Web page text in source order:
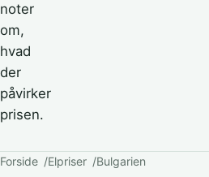
noter
om,
hvad
der
påvirker
prisen.
Forside Elpriser Bulgarien